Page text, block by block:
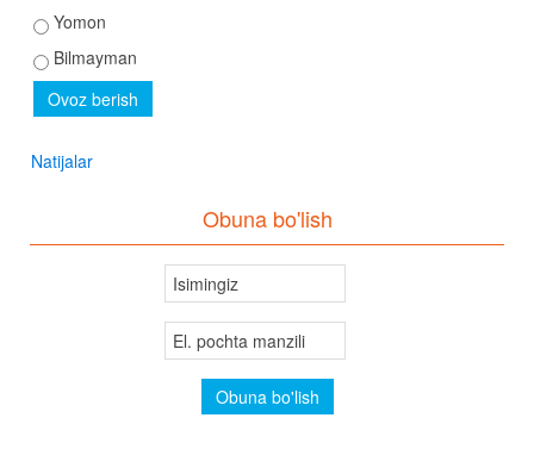
Yomon
Bilmayman
Natijalar
Obuna bo'lish